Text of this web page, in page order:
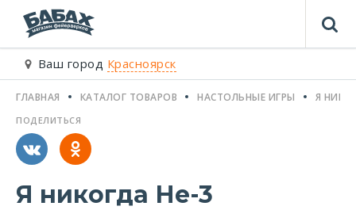
Ваш город Красноярск
ГЛАВНАЯ КАТАЛОГ ТОВАРОВ НАСТОЛЬНЫЕ ИГРЫ Я
Я никогда Не-3
ПОДЕЛИТЬСЯ